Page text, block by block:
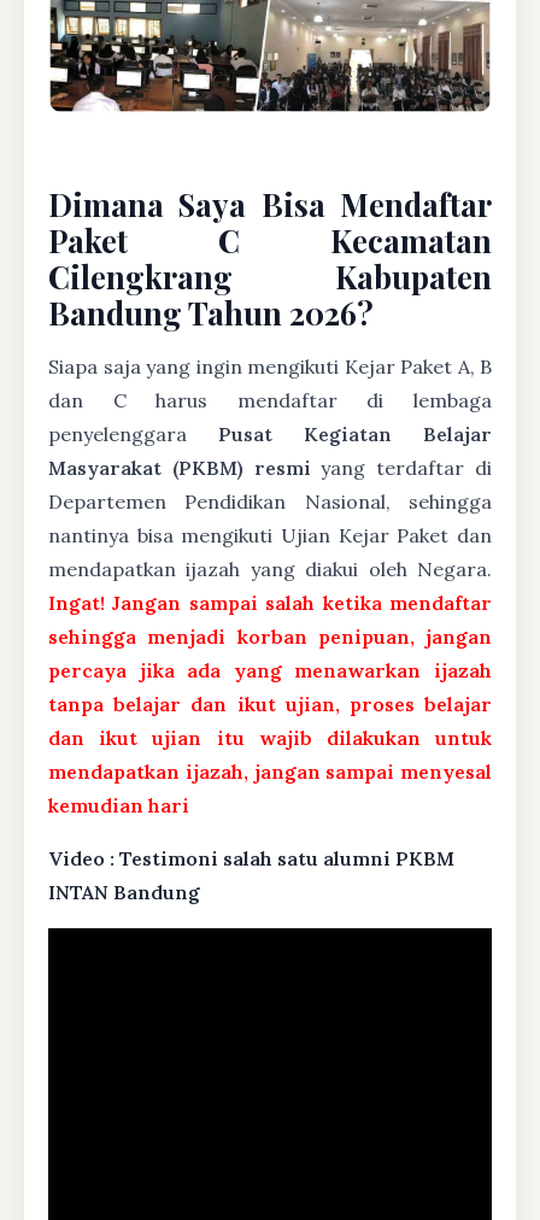
Dimana Saya Bisa Mendaftar
Paket C Kecamatan
Cilengkrang Kabupaten
Bandung Tahun 2026?
Siapa saja yang ingin mengikuti Kejar Paket A, B
dan C harus mendaftar di lembaga
penyelenggara Pusat Kegiatan Belajar
Masyarakat (PKBM) resmi yang terdaftar di
Departemen Pendidikan Nasional, sehingga
nantinya bisa mengikuti Ujian Kejar Paket dan
mendapatkan ijazah yang diakui oleh Negara.
Ingat! Jangan sampai salah ketika mendaftar
sehingga menjadi korban penipuan, jangan
percaya jika ada yang menawarkan ijazah
tanpa belajar dan ikut ujian, proses belajar
dan ikut ujian itu wajib dilakukan untuk
mendapatkan ijazah, jangan sampai menyesal
kemudian hari
Video : Testimoni salah satu alumni PKBM
INTAN Bandung